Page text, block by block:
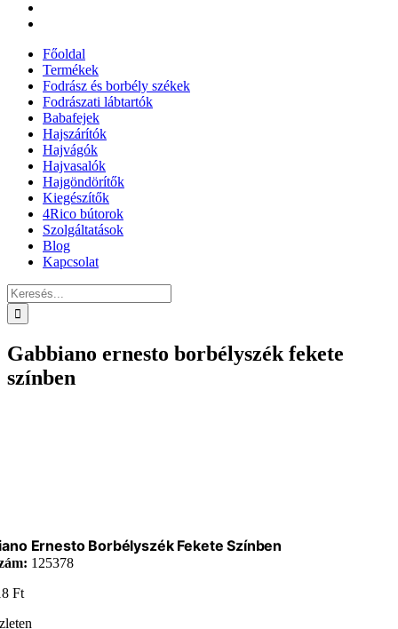
Főoldal
Termékek
Fodrász és borbély székek
Fodrászati lábtartók
Babafejek
Hajszárítók
Hajvágók
Hajvasalók
Hajgöndörítők
Kiegészítők
4Rico bútorok
Szolgáltatások
Blog
Kapcsolat
Keresés...
Gabbiano ernesto borbélyszék fekete
színben
Ernesto Borbélyszék Fekete Színben
125378
Ft